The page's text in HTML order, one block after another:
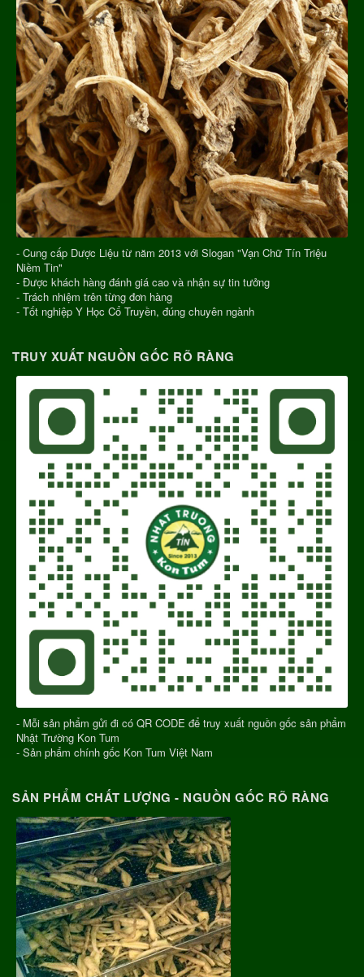
- Cung cấp Dược Liệu từ năm 2013 với Slogan "Vạn Chữ Tín Triệu
Niềm Tin"
- Được khách hàng đánh giá cao và nhận sự tin tưởng
- Trách nhiệm trên từng đơn hàng
- Tốt nghiệp Y Học Cổ Truyền, đúng chuyên ngành
TRUY XUẤT NGUỒN GỐC RÕ RÀNG
- Mỗi sản phẩm gửi đi có QR CODE để truy xuất nguồn gốc sản phẩm
Nhật Trường Kon Tum
- Sản phẩm chính gốc Kon Tum Việt Nam
SẢN PHẨM CHẤT LƯỢNG - NGUỒN GỐC RÕ RÀNG